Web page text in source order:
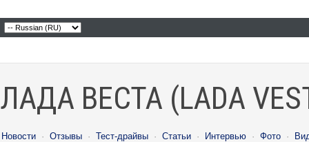
ЛАДА ВЕСТА (LADA
Новости · Отзывы · Тест-драйвы · Статьи · Интервью · Фото ·